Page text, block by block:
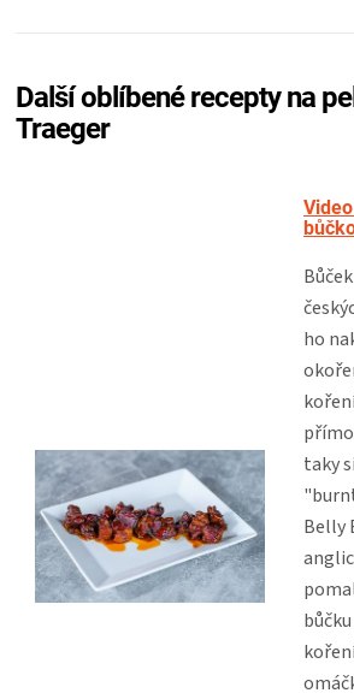
Další oblíbené recepty na
Traeger
ho
taky
Belly